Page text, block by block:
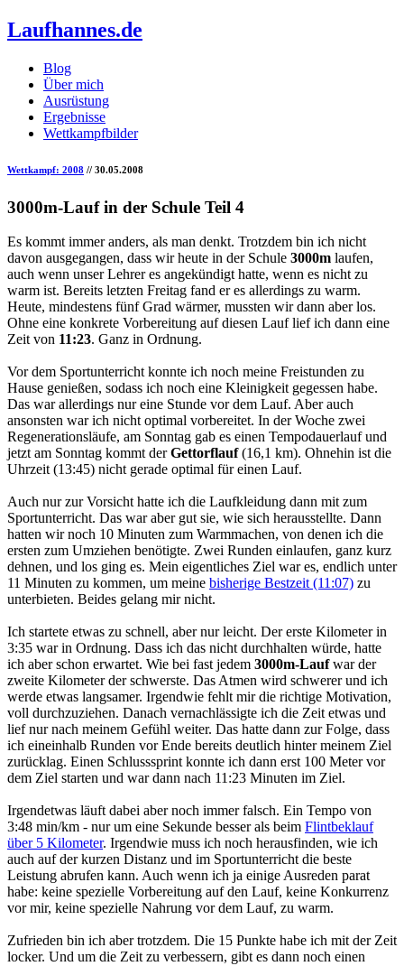
Laufhannes.de
Blog
Über mich
Ausrüstung
Ergebnisse
Wettkampfbilder
Wettkampf: 2008 // 30.05.2008
3000m-Lauf in der Schule Teil 4
Es kommt immer anders, als man denkt. Trotzdem bin ich nicht
davon ausgegangen, dass wir heute in der Schule 3000m laufen,
auch wenn unser Lehrer es angekündigt hatte, wenn es nicht zu
warm ist. Bereits letzten Freitag fand er es allerdings zu warm.
Heute, mindestens fünf Grad wärmer, mussten wir dann aber los.
Ohne eine konkrete Vorbereitung auf diesen Lauf lief ich dann eine
Zeit von 11:23. Ganz in Ordnung.
Vor dem Sportunterricht konnte ich noch meine Freistunden zu
Hause genießen, sodass ich noch eine Kleinigkeit gegessen habe.
Das war allerdings nur eine Stunde vor dem Lauf. Aber auch
ansonsten war ich nicht optimal vorbereitet. In der Woche zwei
Regenerationsläufe, am Sonntag gab es einen Tempodauerlauf und
jetzt am Sonntag kommt derGettorflauf(16,1 km). Ohnehin ist die
Uhrzeit (13:45) nicht gerade optimal für einen Lauf.
Auch nur zur Vorsicht hatte ich die Laufkleidung dann mit zum
Sportunterricht. Das war aber gut sie, wie sich herausstellte. Dann
hatten wir noch 10 Minuten zum Warmmachen, von denen ich die
ersten zum Umziehen benötigte. Zwei Runden einlaufen, ganz kurz
dehnen, und los ging es. Mein eigentliches Ziel war es, endlich unter
11 Minuten zu kommen, um meine bisherige Bestzeit (11:07) zu
unterbieten. Beides gelang mir nicht.
Ich startete etwas zu schnell, aber nur leicht. Der erste Kilometer in
3:35 war in Ordnung. Dass ich das nicht durchhalten würde, hatte
ich aber schon erwartet. Wie bei fast jedem 3000m-Laufwar der
zweite Kilometer der schwerste. Das Atmen wird schwerer und ich
werde etwas langsamer. Irgendwie fehlt mir die richtige Motivation,
voll durchzuziehen. Danach vernachlässigte ich die Zeit etwas und
lief nur nach meinem Gefühl weiter. Das hatte dann zur Folge, dass
ich eineinhalb Runden vor Ende bereits deutlich hinter meinem Ziel
zurücklag. Einen Schlusssprint konnte ich dann erst 100 Meter vor
dem Ziel starten und war dann nach 11:23 Minuten im Ziel.
Irgendetwas läuft dabei aber noch immer falsch. Ein Tempo von
3:48 min/km - nur um eine Sekunde besser als beim Flintbeklauf
über 5 Kilometer. Irgendwie muss ich noch herausfinden, wie ich
auch auf der kurzen Distanz und im Sportunterricht die beste
Leistung abrufen kann. Auch wenn ich ja einige Ausreden parat
habe: keine spezielle Vorbereitung auf den Lauf, keine Konkurrenz
vor mir, keine spezielle Nahrung vor dem Lauf, zu warm.
Zufrieden bin ich aber trotzdem. Die 15 Punkte habe ich mit der Zeit
locker. Und um die Zeit zu verbessern, gibt es dann noch einen